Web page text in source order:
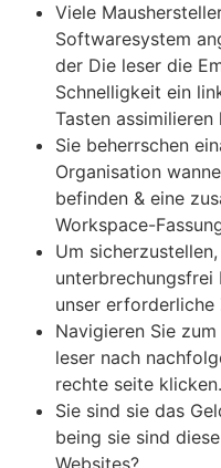
Viele
Softwaresystem
der Die leser die
Schnelligkeit ein
Tasten assimilieren
Sie beherrschen
Organisation
befinden & eine
Workspace-
Um
unser erforderliche
Navigieren Sie
leser nach
rechte seite klicken.
Sie sind sie das
being sie sind